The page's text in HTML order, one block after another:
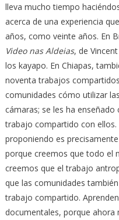
lleva mucho tiempo
acerca de una experiencia
años, como veinte años. En
Video nas Aldeias, de
los kayapo. En Chiapas,
noventa trabajos
comunidades cómo utilizar
cámaras; se les ha
trabajo compartido con
proponiendo es
porque creemos que todo el
creemos que el trabajo
que las comunidades
trabajo compartido.
documentales, porque ahora